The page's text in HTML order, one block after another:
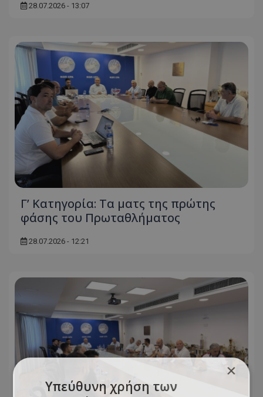
28.07.2026 - 13:07
Γ’ Κατηγορία: Τα ματς της πρώτης
φάσης του Πρωταθλήματος
28.07.2026 - 12:21
×
Υπεύθυνη χρήση των